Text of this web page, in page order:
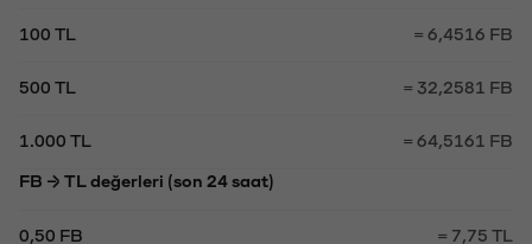
100 TL = 6,4516 FB
500 TL = 32,2581 FB
1.000 TL = 64,5161 FB
FB → TL değerleri (son 24 saat)
0,50 FB = 7,75 TL